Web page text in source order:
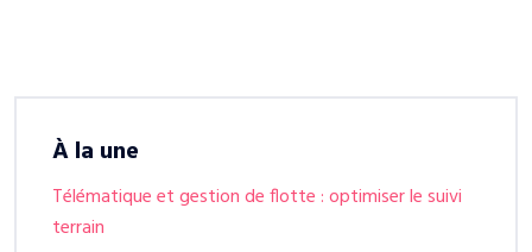
À la une
Télématique et gestion de flotte : optimiser le suivi
terrain